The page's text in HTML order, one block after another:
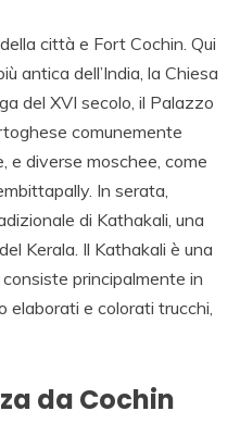
città e Fort Cochin. Qui
antica dell’India, la Chiesa
del XVI secolo, il Palazzo
comunemente
e diverse moschee, come
In serata,
di Kathakali, una
Kerala. Il Kathakali è una
principalmente in
elaborati e colorati trucchi,
da Cochin